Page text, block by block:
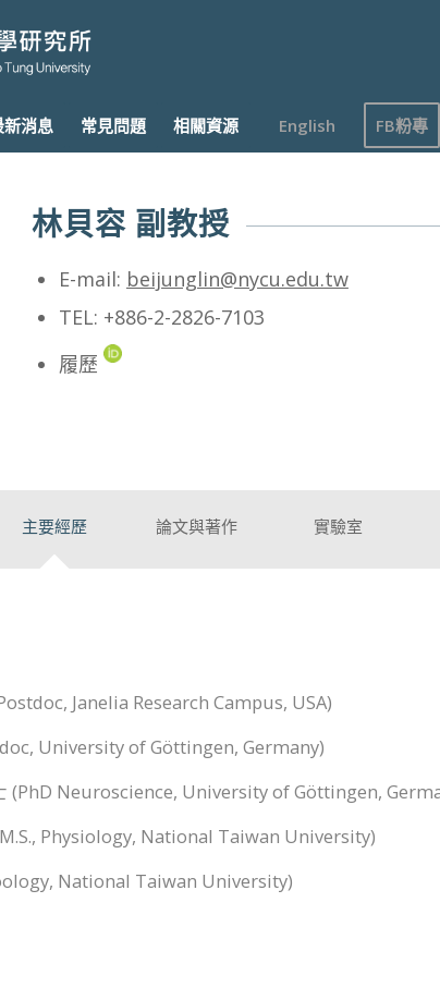
新消息 常見問題 相關資源 English FB粉專
林貝容 副教授
E-mail: beijunglin@nycu.edu.tw
TEL: +886-2-2826-7103
履歷
主要經歷 論文與著作 實驗室
Janelia Research Campus, USA)
University of Göttingen, Germany)
(PhD Neuroscience, University of Göttingen,
Physiology, National Taiwan University)
National Taiwan University)